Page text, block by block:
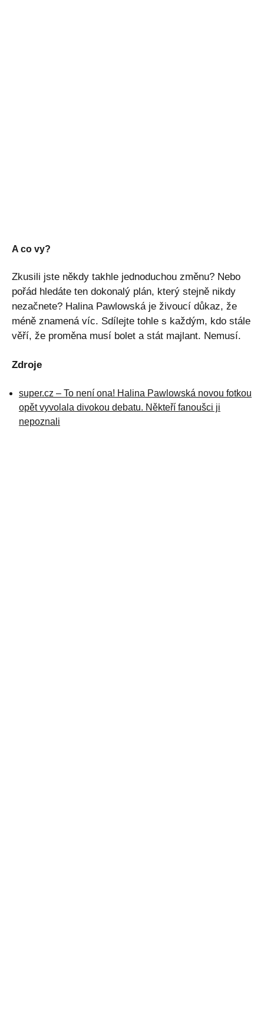
A co vy?
Zkusili jste někdy takhle jednoduchou změnu? Nebo
pořád hledáte ten dokonalý plán, který stejně nikdy
nezačnete? Halina Pawlowská je živoucí důkaz, že
méně znamená víc. Sdílejte tohle s každým, kdo stále
věří, že proměna musí bolet a stát majlant. Nemusí.
Zdroje
super.cz – To není ona! Halina Pawlowská novou fotkou
opět vyvolala divokou debatu. Někteří fanoušci ji
nepoznali